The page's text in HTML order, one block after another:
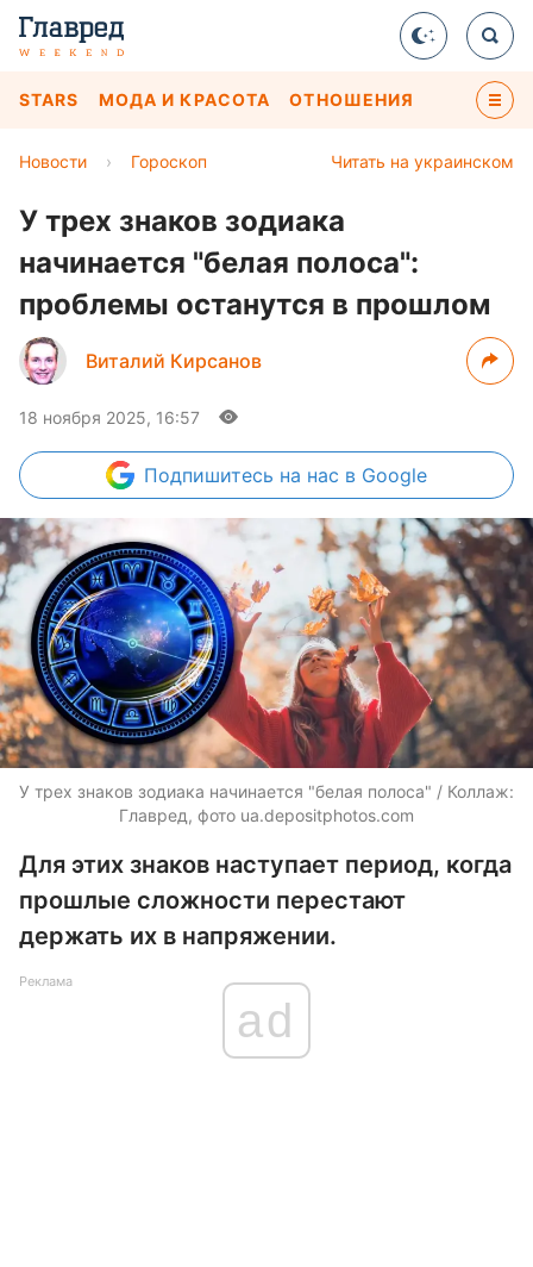
STARS МОДА И КРАСОТА ОТНОШЕНИЯ
Читать на украинском
Новости › Гороскоп
У трех знаков зодиака
начинается "белая полоса":
проблемы останутся в прошлом
Виталий Кирсанов
18 ноября 2025, 16:57
Подпишитесь на нас в Google
У трех знаков зодиака начинается "белая полоса" / Коллаж:
Главред, фото ua.depositphotos.com
Для этих знаков наступает период, когда
прошлые сложности перестают
держать их в напряжении.
Реклама
ad